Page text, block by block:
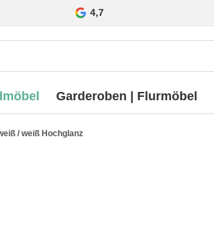
4,7
Garderoben | Flurmöbel
/ weiß Hochglanz